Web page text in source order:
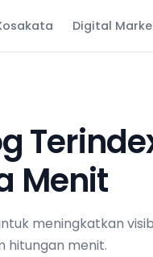
Digital
Menit
meningkatkan
hitungan menit.